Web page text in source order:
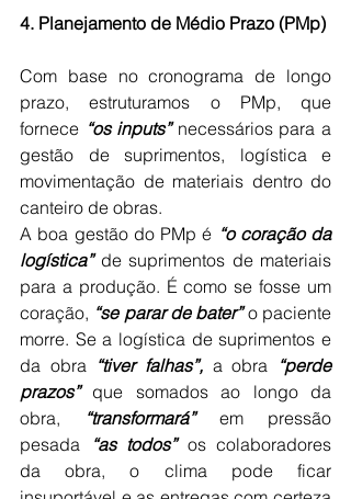
4. Planejamento de Médio Prazo (PMp)
Com base no cronograma de longo
prazo, estruturamos o PMp, que
fornece “os inputs” necessários para a
gestão de suprimentos, logística e
movimentação de materiais dentro do
canteiro de obras.
A boa gestão do PMp é “o coração da
logística” de suprimentos de materiais
para a produção. É como se fosse um
coração, “se parar de bater” o paciente
morre. Se a logística de suprimentos e
da obra “tiver falhas”, a obra
“perde
prazos” que somados ao longo da
obra,
“transformará” em pressão
pesada
“as todos” os colaboradores
da obra, o clima pode ficar